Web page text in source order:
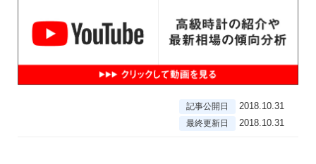
記事公開日 2018.10.31
最終更新日 2018.10.31